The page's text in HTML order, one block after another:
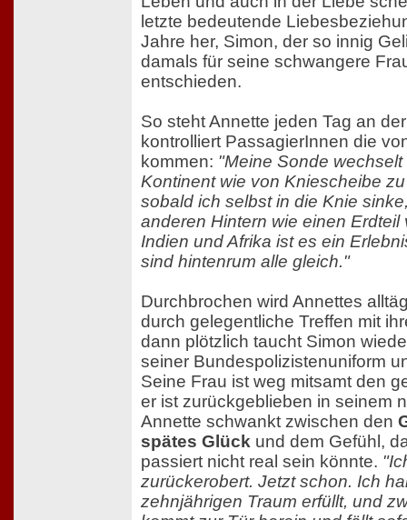
letzte bedeutende
Jahre her, Simon, der so innig
damals für seine schwangere
entschieden.
So steht Annette jeden Tag an
kontrolliert PassagierInnen die
kommen: "Meine Sonde
Kontinent wie von Kniescheibe
sobald ich selbst in die Knie
anderen Hintern wie einen Erdteil
Indien und Afrika ist es ein
sind hintenrum alle gleich."
Durchbrochen wird Annettes
durch gelegentliche Treffen mit
dann plötzlich taucht Simon
seiner Bundespolizistenuniform
Seine Frau ist weg mitsamt den
er ist zurückgeblieben in seinem
Annette schwankt zwischen den
spätes Glück und dem Gefühl,
passiert nicht real sein könnte.
zurückerobert. Jetzt schon. Ich
zehnjährigen Traum erfüllt, und